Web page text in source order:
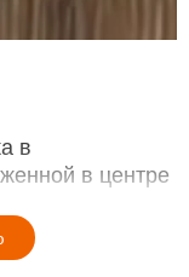
в
в центре